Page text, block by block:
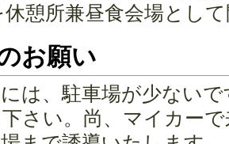
憩所兼昼食会場とし
お願い
は、駐車場が少ない
さい。尚、マイカー